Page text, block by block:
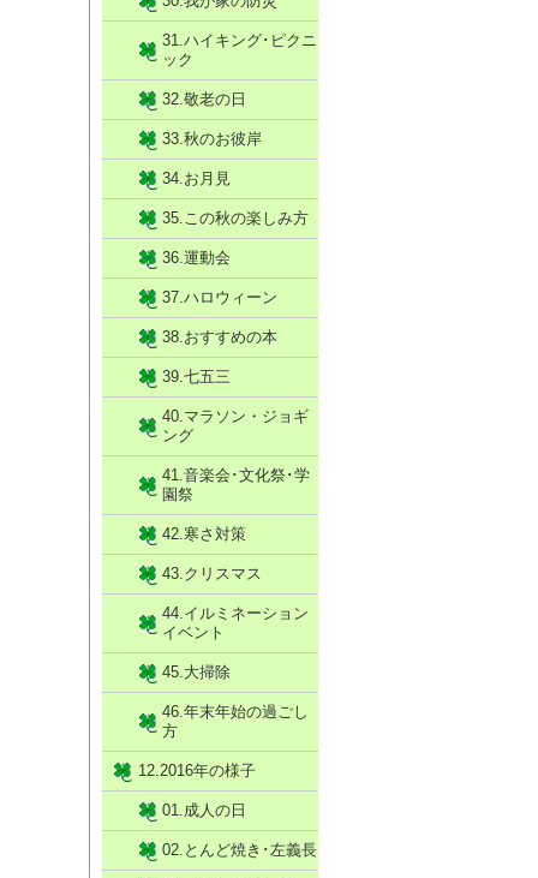
31.ハイキング･ピクニ
ック
32.敬老の日
33.秋のお彼岸
34.お月見
35.この秋の楽しみ方
36.運動会
37.ハロウィーン
38.おすすめの本
39.七五三
40.マラソン・ジョギ
ング
41.音楽会･文化祭･学
園祭
42.寒さ対策
43.クリスマス
44.イルミネーション
イベント
45.大掃除
46.年末年始の過ごし
方
12.2016年の様子
01.成人の日
02.とんど焼き･左義長